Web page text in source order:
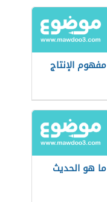
مفهوم الإنتاج
ما هو الحديث